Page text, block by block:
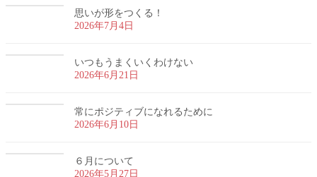
思いが形をつくる！
2026年7月4日
いつもうまくいくわけない
2026年6月21日
常にポジティブになれるために
2026年6月10日
６月について
2026年5月27日